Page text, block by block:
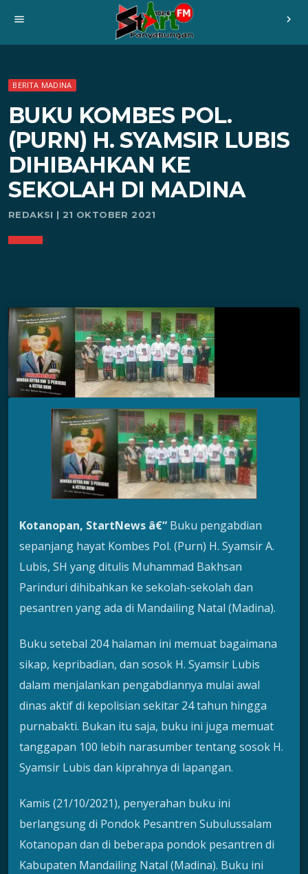
menu chevron_right
BERITA MADINA
BUKU KOMBES POL.
(PURN) H. SYAMSIR LUBIS
DIHIBAHKAN KE
SEKOLAH DI MADINA
REDAKSI | 21 OKTOBER 2021
Kotanopan, StartNews â€“ Buku pengabdian
sepanjang hayat Kombes Pol. (Purn) H. Syamsir A.
Lubis, SH yang ditulis Muhammad Bakhsan
Parinduri dihibahkan ke sekolah-sekolah dan
pesantren yang ada di Mandailing Natal (Madina).
Buku setebal 204 halaman ini memuat bagaimana
sikap, kepribadian, dan sosok H. Syamsir Lubis
dalam menjalankan pengabdiannya mulai awal
dinas aktif di kepolisian sekitar 24 tahun hingga
purnabakti. Bukan itu saja, buku ini juga memuat
tanggapan 100 lebih narasumber tentang sosok H.
Syamsir Lubis dan kiprahnya di lapangan.
Kamis (21/10/2021), penyerahan buku ini
berlangsung di Pondok Pesantren Subulussalam
Kotanopan dan di beberapa pondok pesantren di
Kabupaten Mandailing Natal (Madina). Buku ini